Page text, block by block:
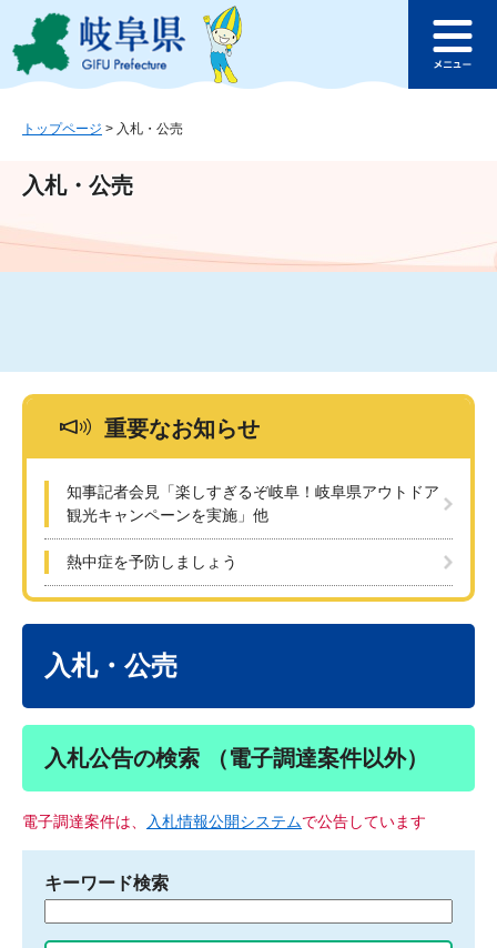
ジ
ュ
文
このページの本文へ
ュ
トップページ > 入札・公売
入札・公売
重要なお知らせ
知事記者会見「楽しすぎるぞ岐阜！岐阜県アウトドア
観光キャンペーンを実施」他
熱中症を予防しましょう
入札・公売
入札公告の検索 （電子調達案件以外）
電子調達案件は、 入札情報公開システムで公告しています
キーワード検索